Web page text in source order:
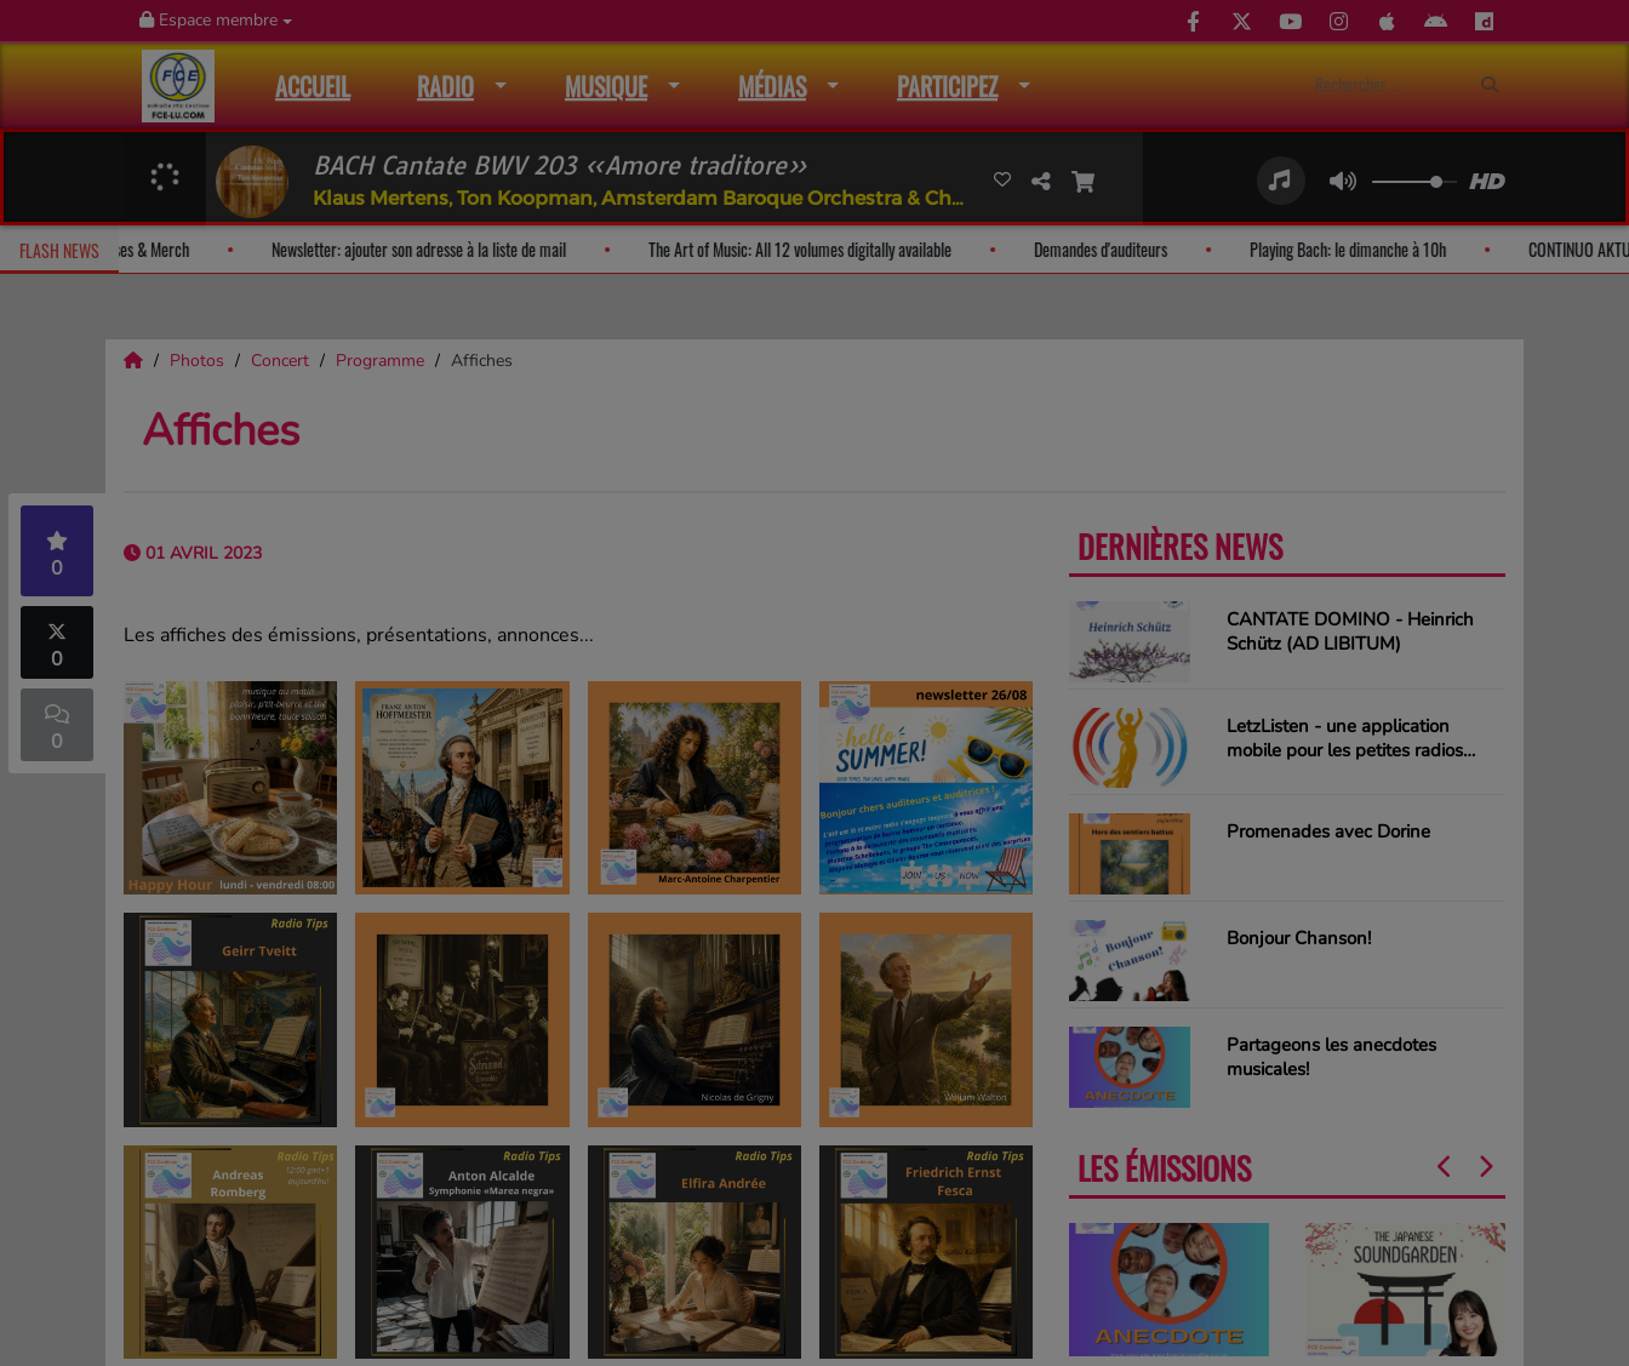
Espace membre
ACCUEIL RADIO MUSIQUE MÉDIAS PARTICIPEZ
BACH Cantate BWV 203 «Amore traditore»
Klaus Mertens, Ton Koopman, Amsterdam Baroque Orchestra & Choir
FLASH NEWS
surprise! Fan Releases & Merch Newsletter: ajouter son adresse à la liste de mail The Art of Music: All 12 volumes digitally available Demandes d'auditeurs Playing Bach: le dimanche à 10h
Photos Concert Programme Affiches
Affiches
0
0
0
01 AVRIL 2023
Les affiches des émissions, présentations, annonces...
DERNIÈRES NEWS
CANTATE DOMINO - Heinrich
Schütz (AD LIBITUM)
LetzListen - une application
mobile pour les petites radios
Promenades avec Dorine
Bonjour Chanson!
Partageons les anecdotes
musicales!
LES ÉMISSIONS